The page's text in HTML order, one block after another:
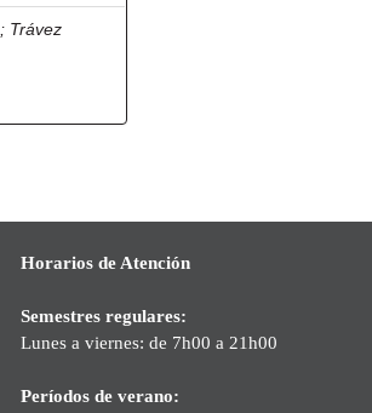
; Trávez
Horarios de Atención
Semestres regulares:
Lunes a viernes: de 7h00 a 21h00
Períodos de verano: